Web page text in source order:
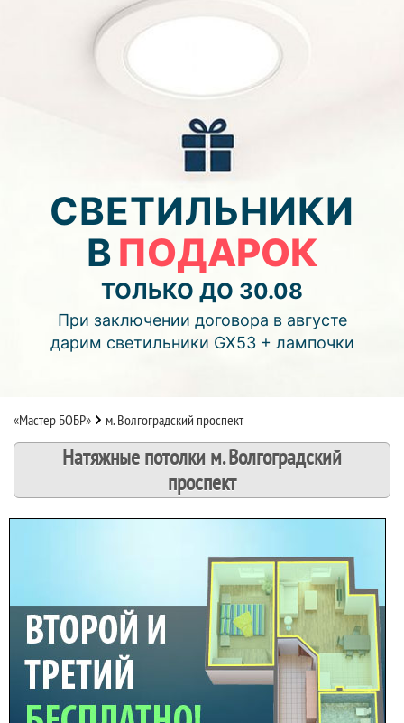
ВТОРОЙ И ТРЕТИЙ
ПОТОЛОК
В ПОДАРОК!
До конца акции:
05 14 14
дней часов мин.
Подробнее об акции >>
Монтаж двухуровнего потолка
с фотопечатью и подсветкой (смотреть видео)
СВЕТИЛЬНИКИ
ВПОДАРОК
ТОЛЬКО ДО 30.08
При заключении договора в августе
дарим светильники GX53 + лампочки
«Мастер БОБР» м. Волгоградский проспект
Натяжные потолки м. Волгоградский
проспект